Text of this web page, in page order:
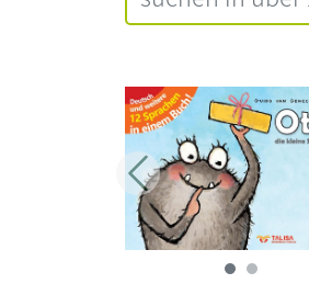
Zurück